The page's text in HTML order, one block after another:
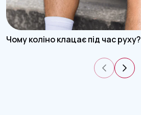
Чому коліно клацає під час руху?